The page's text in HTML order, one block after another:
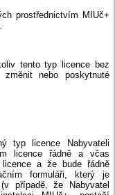
prostřednictvím MIUč+
tento typ licence bez
nebo poskytnuté
typ licence Nabyvateli
licence řádně a včas
a že bude řádně
formuláři, který je
případě, že Nabyvatel